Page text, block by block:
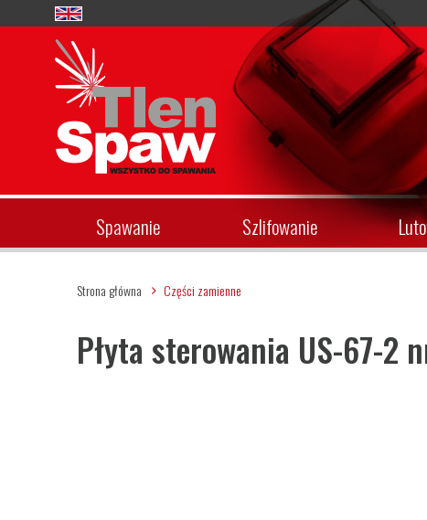
Spawanie Szlifowanie
Strona główna Części zamienne
Płyta sterowania US-67-2